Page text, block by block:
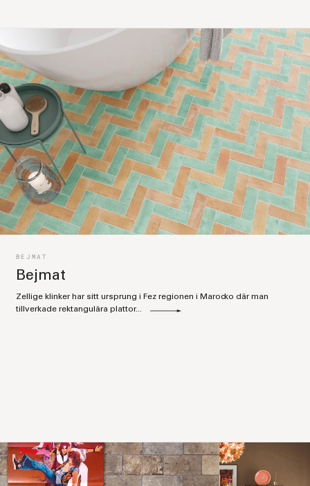
BEJMAT
Bejmat
Zellige klinker har sitt ursprung i Fez regionen i Marocko där man
tillverkade rektangulära plattor...